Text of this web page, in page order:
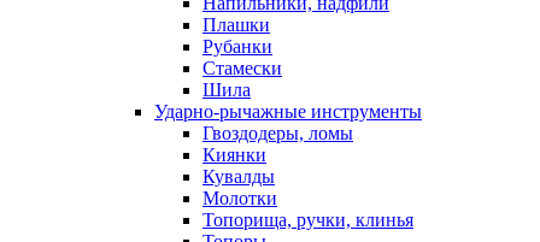
Плашки
Рубанки
Стамески
Шила
Ударно-рычажные инструменты
Гвоздодеры, ломы
Киянки
Кувалды
Молотки
Топорища, ручки, клинья